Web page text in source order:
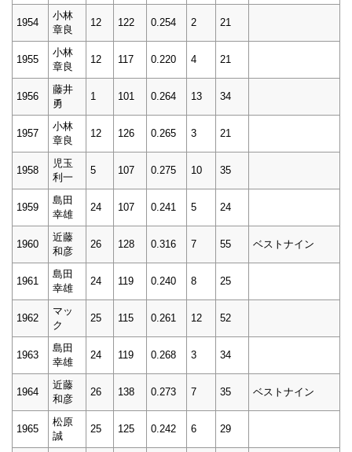
1954
小林
章良
12 122 0.254 2 21
1955
小林
章良
12 117 0.220 4 21
1956
藤井
勇
1 101 0.264 13 34
1957
小林
章良
12 126 0.265 3 21
1958
児玉
利一
5 107 0.275 10 35
1959
島田
幸雄
24 107 0.241 5 24
1960
近藤
和彦
26 128 0.316 7 55 ベストナイン
1961
島田
幸雄
24 119 0.240 8 25
1962
マッ
ク
25 115 0.261 12 52
1963
島田
幸雄
24 119 0.268 3 34
1964
近藤
和彦
26 138 0.273 7 35 ベストナイン
1965
松原
誠
25 125 0.242 6 29